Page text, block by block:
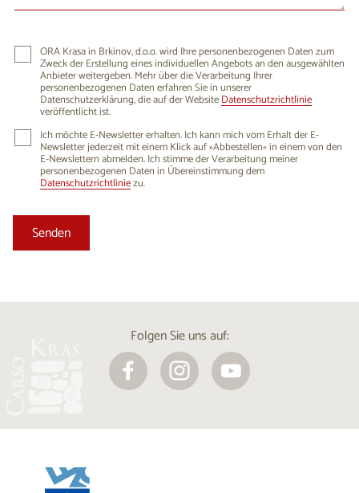
ORA Krasa in Brkinov, d.o.o. wird Ihre personenbezogenen Daten zum
Zweck der Erstellung eines individuellen Angebots an den ausgewählten
Anbieter weitergeben. Mehr über die Verarbeitung Ihrer
personenbezogenen Daten erfahren Sie in unserer
Datenschutzerklärung, die auf der WebsiteDatenschutzrichtlinie
veröffentlicht ist.
Ich möchte E-Newsletter erhalten. Ich kann mich vom Erhalt der E-
Newsletter jederzeit mit einem Klick auf »Abbestellen« in einem von den
E-Newslettern abmelden. Ich stimme der Verarbeitung meiner
personenbezogenen Daten in Übereinstimmung dem
Datenschutzrichtliniezu.
Folgen Sie uns auf: